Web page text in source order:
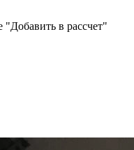
в рассчет"